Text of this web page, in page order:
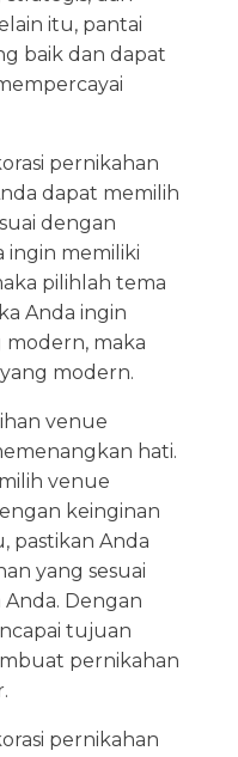
itu, pantai
baik dan dapat
pernikahan
dapat memilih
dengan
ingin memiliki
pilihlah tema
Anda ingin
maka
modern.
venue
hati.
venue
keinginan
pastikan Anda
yang sesuai
Dengan
tujuan
pernikahan
pernikahan